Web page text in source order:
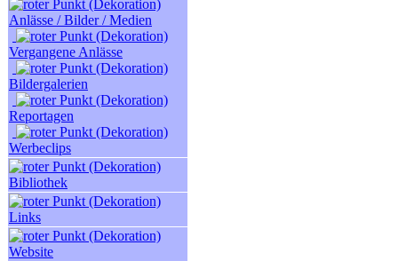
Anlässe / Bilder / Medien
Vergangene Anlässe
Bildergalerien
Reportagen
Werbeclips
Bibliothek
Links
Website